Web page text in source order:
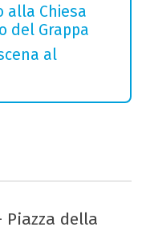
alla Chiesa
del Grappa
al
Piazza della